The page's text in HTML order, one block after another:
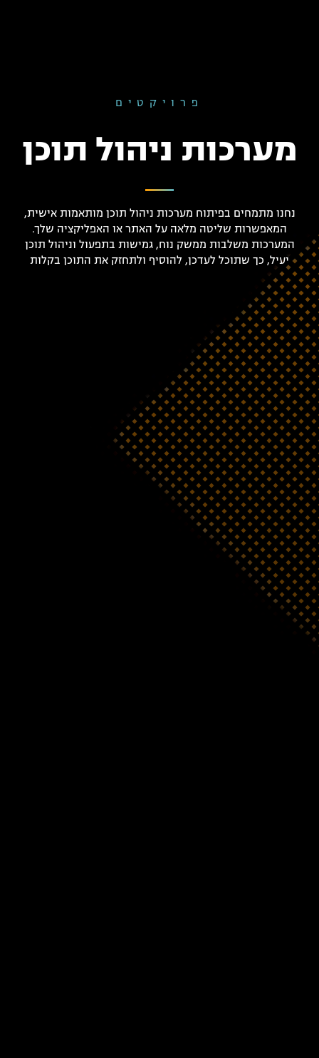
פרויקטים
מערכות ניהול תוכן
נחנו מתמחים בפיתוח מערכות ניהול תוכן מותאמות אישית,
המאפשרות שליטה מלאה על האתר או האפליקציה שלך.
המערכות משלבות ממשק נוח, גמישות בתפעול וניהול תוכן
יעיל, כך שתוכל לעדכן, להוסיף ולתחזק את התוכן בקלות